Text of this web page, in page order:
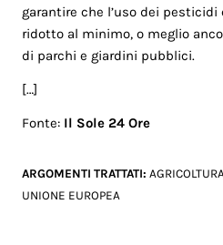
garantire che l’uso dei
ridotto al minimo, o meglio
di parchi e giardini pubblici.
[…]
Fonte: Il Sole 24 Ore
ARGOMENTI TRATTATI:
UNIONE EUROPEA